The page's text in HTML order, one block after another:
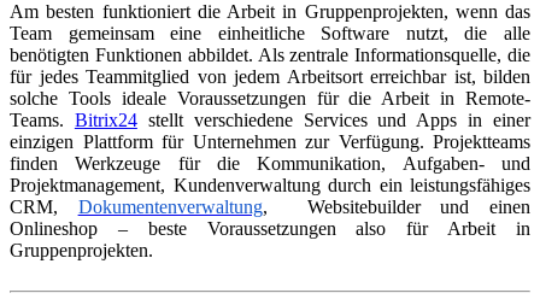
Am besten funktioniert die Arbeit in Gruppenprojekten, wenn das
Team gemeinsam eine einheitliche Software nutzt, die alle
benötigten Funktionen abbildet. Als zentrale Informationsquelle, die
für jedes Teammitglied von jedem Arbeitsort erreichbar ist, bilden
solche Tools ideale Voraussetzungen für die Arbeit in Remote-
Teams. Bitrix24stellt verschiedene Services und Apps in einer
einzigen Plattform für Unternehmen zur Verfügung. Projektteams
finden Werkzeuge für die Kommunikation, Aufgaben- und
Projektmanagement, Kundenverwaltung durch ein leistungsfähiges
CRM, Dokumentenverwaltung, Websitebuilder und einen
Onlineshop – beste Voraussetzungen also für Arbeit in
Gruppenprojekten.